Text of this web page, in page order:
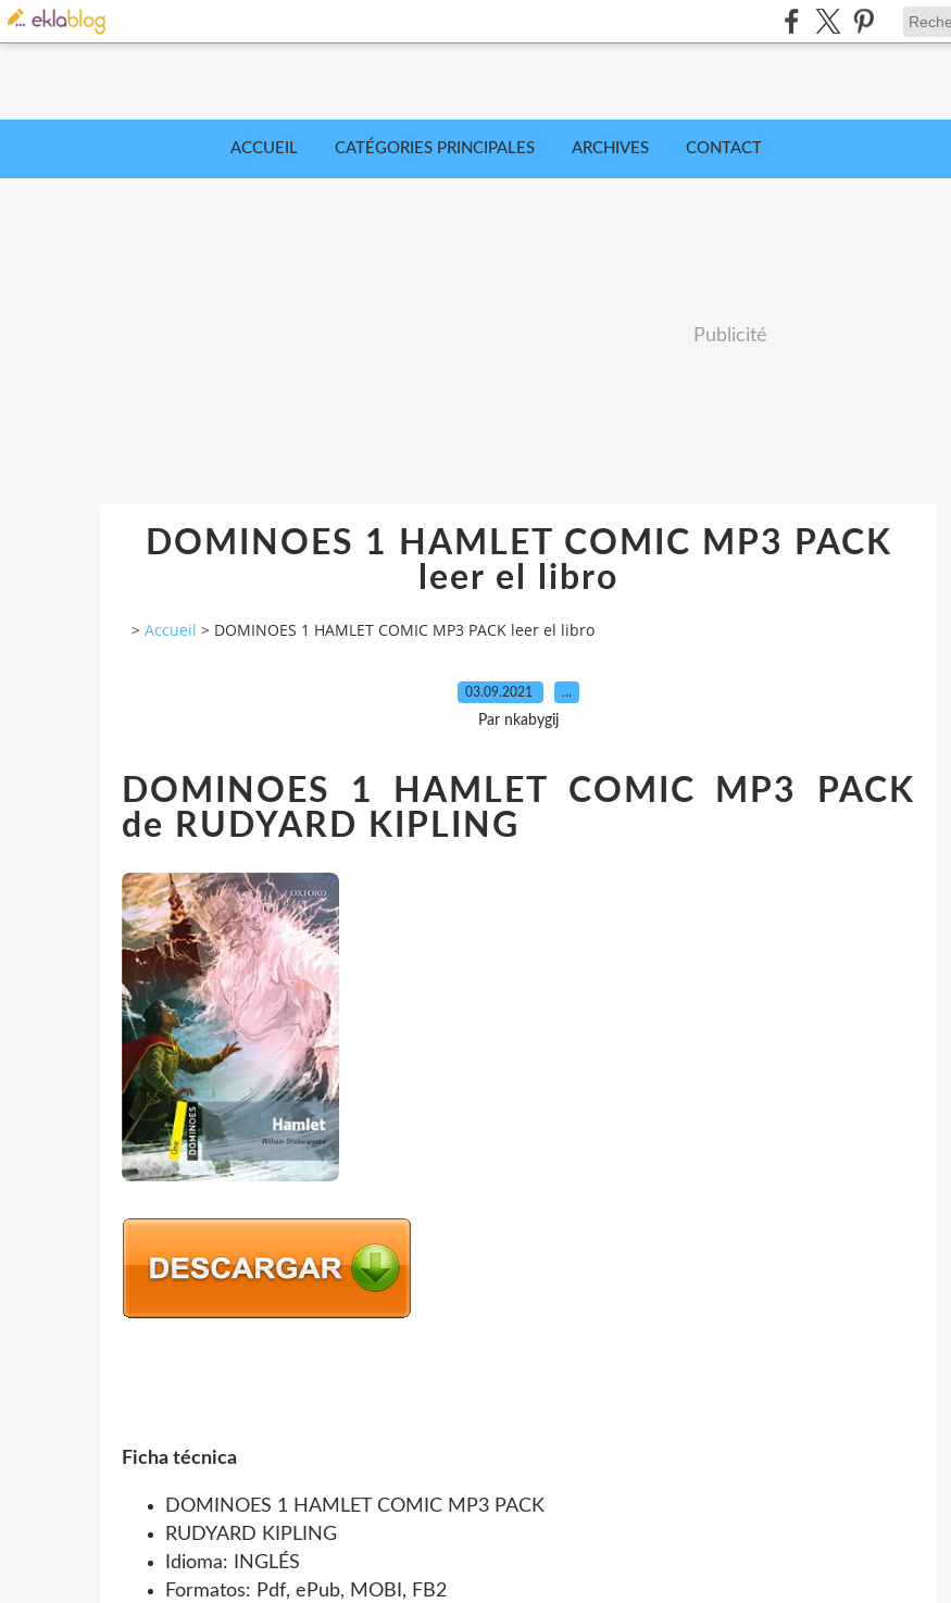
ACCUEIL CATÉGORIES PRINCIPALES ARCHIVES CONTACT
Publicité
DOMINOES 1 HAMLET COMIC MP3 PACK
leer el libro
> Accueil > DOMINOES 1 HAMLET COMIC MP3 PACK leer el libro
03.09.2021 …
Par nkabygij
DOMINOES 1 HAMLET COMIC MP3 PACK
de RUDYARD KIPLING
Ficha técnica
DOMINOES 1 HAMLET COMIC MP3 PACK
RUDYARD KIPLING
Idioma: INGLÉS
Formatos: Pdf, ePub, MOBI, FB2